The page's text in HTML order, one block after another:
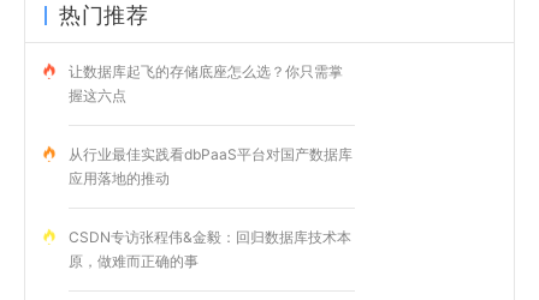
热门推荐
让数据库起飞的存储底座怎么选？你只需掌
握这六点
从行业最佳实践看dbPaaS平台对国产数据库
应用落地的推动
CSDN专访张程伟&金毅：回归数据库技术本
原，做难而正确的事